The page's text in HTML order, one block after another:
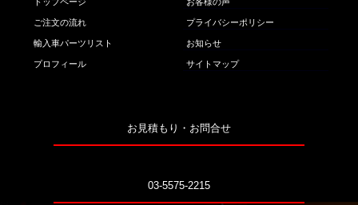
ご注文の流れ
輸入車パーツリスト
プロフィール
プライバシーポリシー
お知らせ
サイトマップ
お見積もり・お問合せ
03-5575-2215